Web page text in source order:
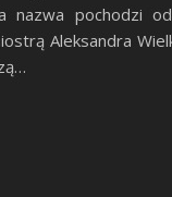
nazwa pochodzi
Aleksandra